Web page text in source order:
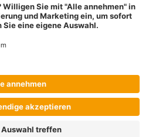
& Co. KG